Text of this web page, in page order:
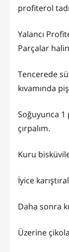
profiterol
Yalancı
Parçalar
Tencerede
kıvamında
Soğuyunca
çırpalım.
Kuru
İyice
Daha sonra
Üzerine